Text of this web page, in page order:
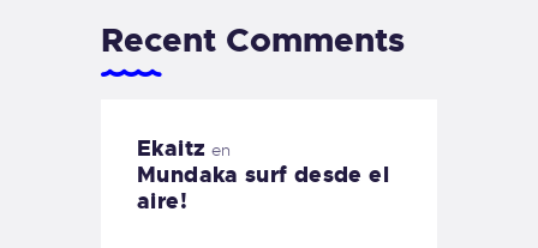
Recent Comments
Ekaitz en
Mundaka surf desde el
aire!